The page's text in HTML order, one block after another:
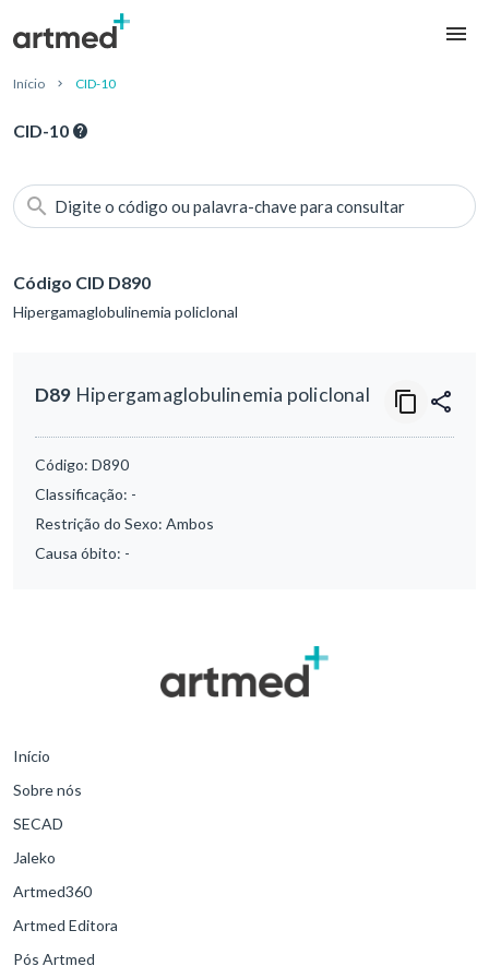
Início CID-10
CID-10
Digite o código ou palavra-chave para consultar
Código CID D890
Hipergamaglobulinemia policlonal
D89 Hipergamaglobulinemia policlonal
Código: D890
Classificação: -
Restrição do Sexo: Ambos
Causa óbito: -
Início
Sobre nós
SECAD
Jaleko
Artmed360
Artmed Editora
Pós Artmed